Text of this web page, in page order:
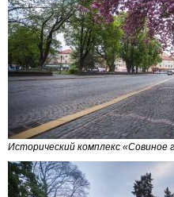
Исторический комплекс «Совиное